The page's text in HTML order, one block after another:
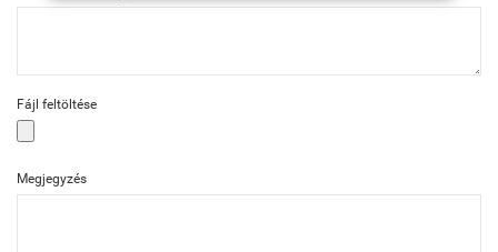
Fájl feltöltése
Megjegyzés